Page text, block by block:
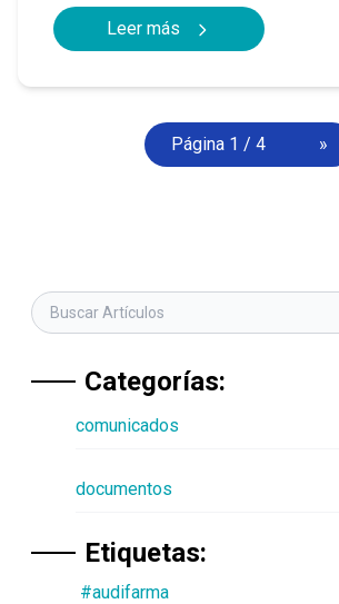
Leer más
Página 1 / 4 »
Categorías:
comunicados
documentos
Etiquetas:
#audifarma